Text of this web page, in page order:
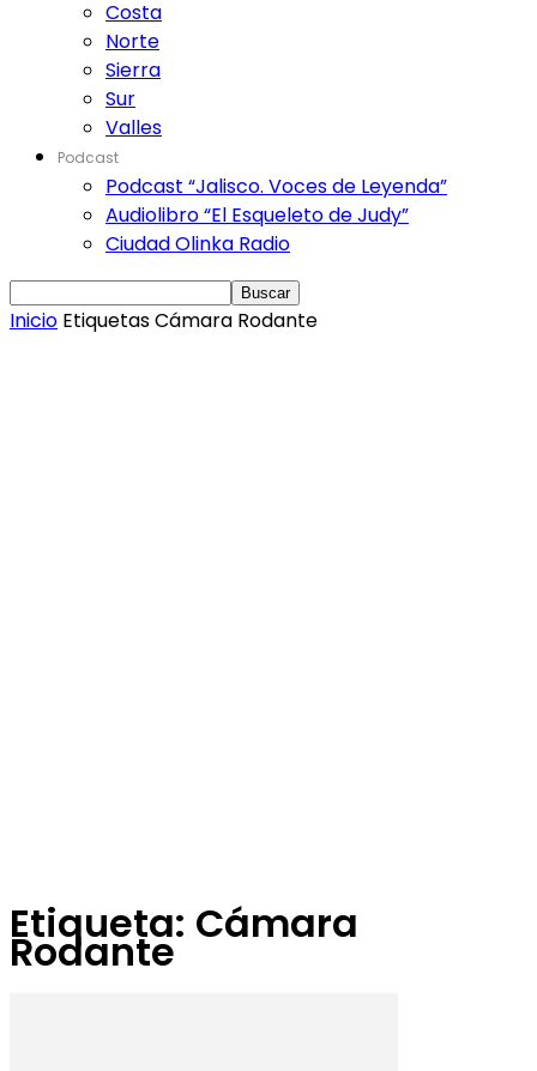
Costa
Norte
Sierra
Sur
Valles
Podcast
Podcast “Jalisco. Voces de Leyenda”
Audiolibro “El Esqueleto de Judy”
Ciudad Olinka Radio
Inicio EtiquetasCámara Rodante
Etiqueta: Cámara
Rodante